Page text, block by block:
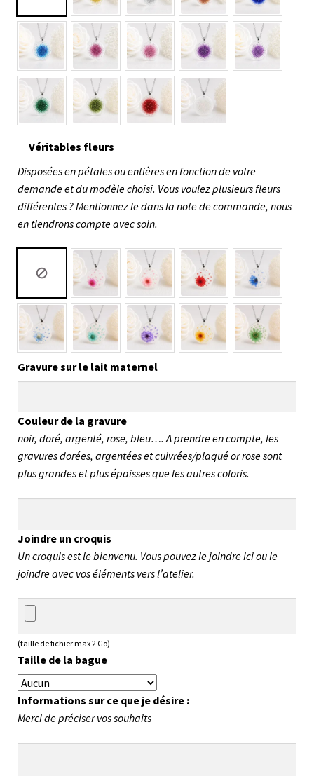
Véritables fleurs
Disposées en pétales ou entières en fonction de votre
demande et du modèle choisi. Vous voulez plusieurs fleurs
différentes ? Mentionnez le dans la note de commande, nous
en tiendrons compte avec soin.
Gravure sur le lait maternel
Couleur de la gravure
noir, doré, argenté, rose, bleu…. A prendre en compte, les
gravures dorées, argentées et cuivrées/plaqué or rose sont
plus grandes et plus épaisses que les autres coloris.
Joindre un croquis
Un croquis est le bienvenu. Vous pouvez le joindre ici ou le
joindre avec vos éléments vers l’atelier.
(taille de fichier max 2 Go)
Taille de la bague
Informations sur ce que je désire :
Merci de préciser vos souhaits